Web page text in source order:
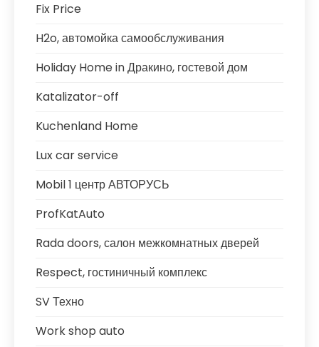
Fix Price
H2o, автомойка самообслуживания
Holiday Home in Дракино, гостевой дом
Katalizator-off
Kuchenland Home
Lux car service
Mobil 1 центр АВТОРУСЬ
ProfKatAuto
Rada doors, салон межкомнатных дверей
Respect, гостиничный комплекс
SV Техно
Work shop auto